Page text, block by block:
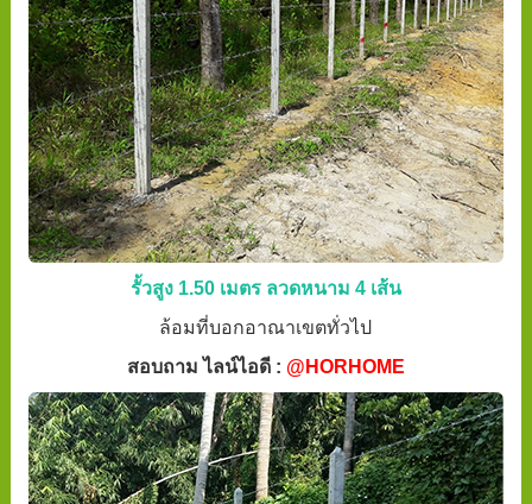
รั้วสูง 1.50 เมตร ลวดหนาม 4 เส้น
ล้อมที่บอกอาณาเขตทั่วไป
สอบถาม ไลน์ไอดี : @HORHOME